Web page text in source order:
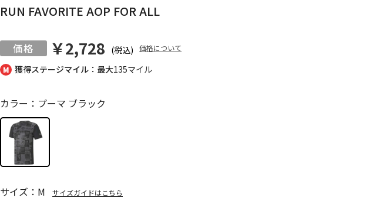
獲得ステージマイル：最大135マイル
RUN FAVORITE AOP FOR ALL
￥2,728 (税込) 価格について
カラー：プーマ ブラック
サイズ：M サイズガイドはこちら